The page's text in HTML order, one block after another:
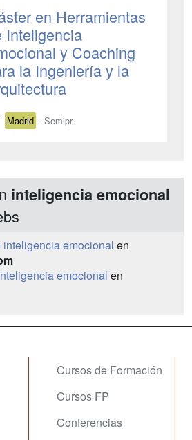
en Herramientas
Inteligencia
y Coaching
la Ingeniería y la
Madrid - Semipr.
inteligencia emocional
inteligencia emocional en
emocional en
Cursos de Formación
Cursos FP
Conferencias